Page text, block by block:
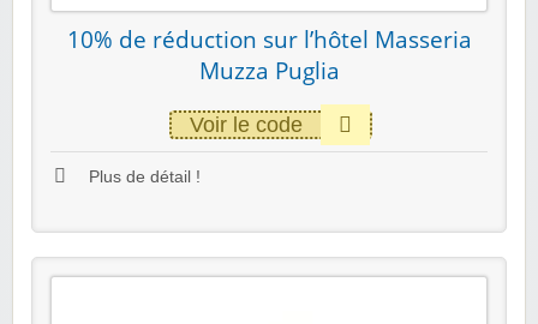
10% de réduction sur l’hôtel Masseria
Muzza Puglia
Voir le code
Plus de détail !